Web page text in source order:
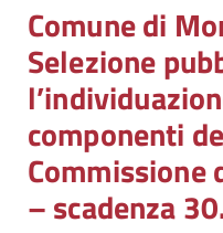
Comune di
Selezione
componenti
Commissione
– scadenza